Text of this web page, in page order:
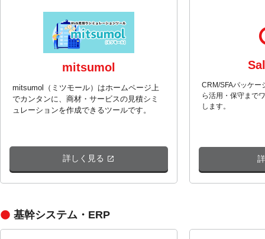
mitsumol
mitsumol（ミツモール）はホームページ上
でカンタンに、商材・サービスの見積シミ
ュレーションを作成できるツールです。
詳しく見る
CRM/SFAパッケー
ら活用・保守まで
します。
基幹システム・ERP